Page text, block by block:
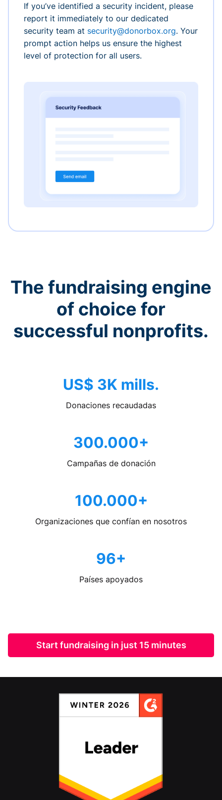
If you’ve identified a security incident, please
report it immediately to our dedicated
security team at security@donorbox.org. Your
prompt action helps us ensure the highest
level of protection for all users.
The fundraising engine
of choice for
successful nonprofits.
US$ 3K mills.
Donaciones recaudadas
300.000+
Campañas de donación
100.000+
Organizaciones que confían en nosotros
96+
Países apoyados
Start fundraising in just 15 minutes